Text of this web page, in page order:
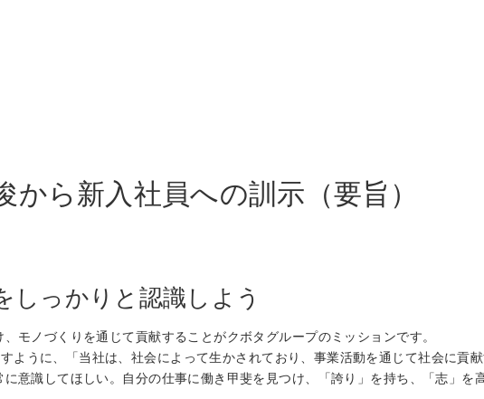
ら新入社員への訓示（要旨）
しっかりと認識しよう
モノづくりを通じて貢献することがクボタグループのミッションです。
うに、「当社は、社会によって生かされており、事業活動を通じて社会に貢献
意識してほしい。自分の仕事に働き甲斐を見つけ、「誇り」を持ち、「志」を